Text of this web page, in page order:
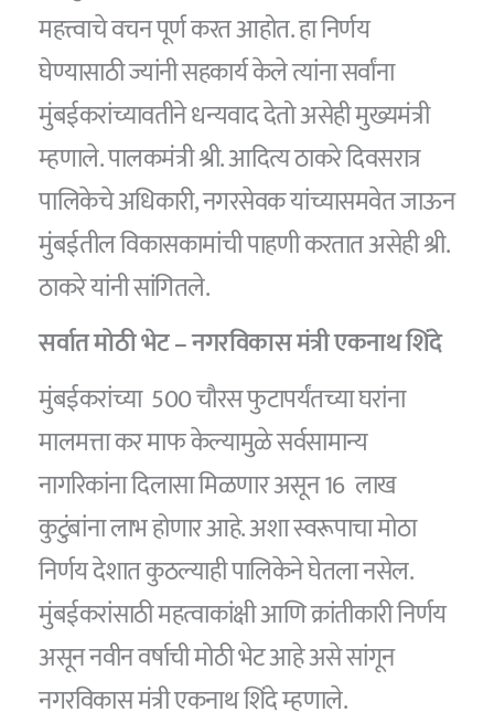
महत्त्वाचे वचन पूर्ण करत आहोत. हा निर्णय
घेण्यासाठी ज्यांनी सहकार्य केले त्यांना सर्वांना
मुंबईकरांच्यावतीने धन्यवाद देतो असेही मुख्यमंत्री
म्हणाले. पालकमंत्री श्री. आदित्य ठाकरे दिवसरात्र
पालिकेचे अधिकारी, नगरसेवक यांच्यासमवेत जाऊन
मुंबईतील विकासकामांची पाहणी करतात असेही श्री.
ठाकरे यांनी सांगितले.
सर्वात मोठी भेट – नगरविकास मंत्री एकनाथ शिंदे
मुंबईकरांच्या 500 चौरस फुटापर्यंतच्या घरांना
मालमत्ता कर माफ केल्यामुळे सर्वसामान्य
नागरिकांना दिलासा मिळणार असून 16 लाख
कुटुंबांना लाभ होणार आहे. अशा स्वरूपाचा मोठा
निर्णय देशात कुठल्याही पालिकेने घेतला नसेल.
मुंबईकरांसाठी महत्वाकांक्षी आणि क्रांतीकारी निर्णय
असून नवीन वर्षाची मोठी भेट आहे असे सांगून
नगरविकास मंत्री एकनाथ शिंदे म्हणाले.